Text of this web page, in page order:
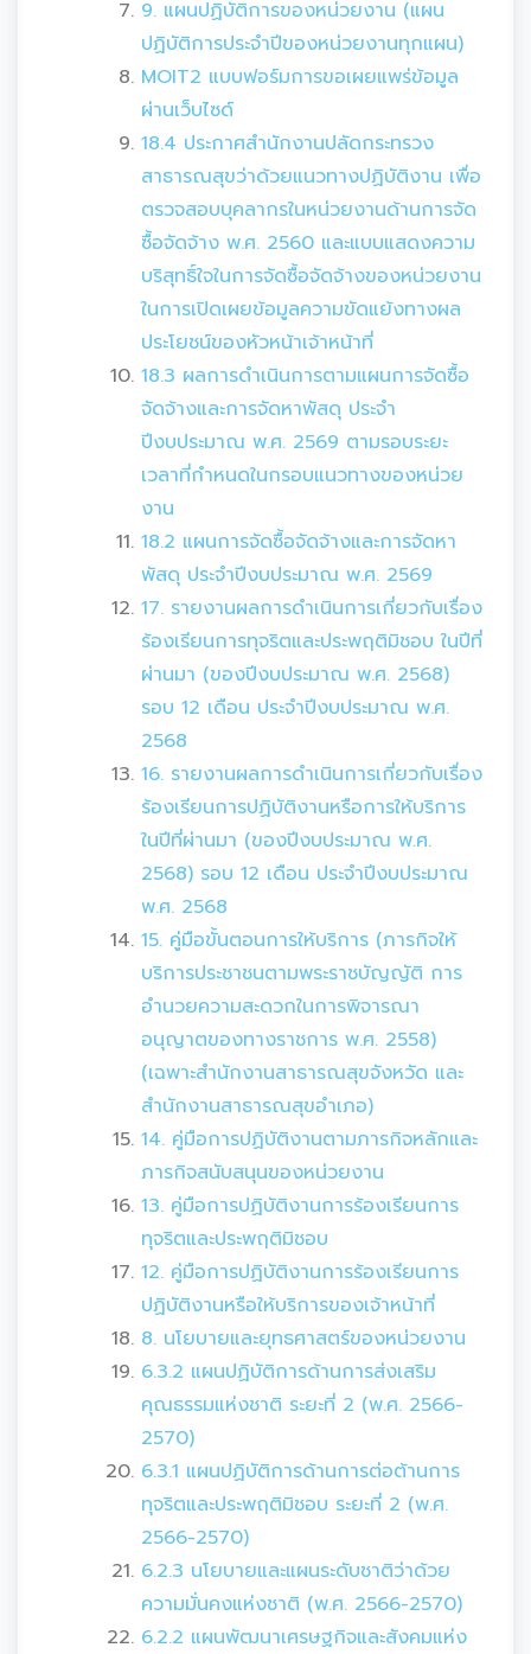
9. แผนปฏิบัติการของหน่วยงาน (แผน
ปฏิบัติการประจำปีของหน่วยงานทุกแผน)
MOIT2 แบบฟอร์มการขอเผยแพร่ข้อมูล
ผ่านเว็บไซด์
18.4 ประกาศสำนักงานปลัดกระทรวง
สาธารณสุขว่าด้วยแนวทางปฏิบัติงาน เพื่อ
ตรวจสอบบุคลากรในหน่วยงานด้านการจัด
ซื้อจัดจ้าง พ.ศ. 2560 และแบบแสดงความ
บริสุทธิ์ใจในการจัดซื้อจัดจ้างของหน่วยงาน
ในการเปิดเผยข้อมูลความขัดแย้งทางผล
ประโยชน์ของหัวหน้าเจ้าหน้าที่
18.3 ผลการดำเนินการตามแผนการจัดซื้อ
จัดจ้างและการจัดหาพัสดุ ประจำ
ปีงบประมาณ พ.ศ. 2569 ตามรอบระยะ
เวลาที่กำหนดในกรอบแนวทางของหน่วย
งาน
18.2 แผนการจัดซื้อจัดจ้างและการจัดหา
พัสดุ ประจำปีงบประมาณ พ.ศ. 2569
17. รายงานผลการดำเนินการเกี่ยวกับเรื่อง
ร้องเรียนการทุจริตและประพฤติมิชอบ ในปีที่
ผ่านมา (ของปีงบประมาณ พ.ศ. 2568)
รอบ 12 เดือน ประจำปีงบประมาณ พ.ศ.
2568
16. รายงานผลการดำเนินการเกี่ยวกับเรื่อง
ร้องเรียนการปฏิบัติงานหรือการให้บริการ
ในปีที่ผ่านมา (ของปีงบประมาณ พ.ศ.
2568) รอบ 12 เดือน ประจำปีงบประมาณ
พ.ศ. 2568
15. คู่มือขั้นตอนการให้บริการ (ภารกิจให้
บริการประชาชนตามพระราชบัญญัติ การ
อำนวยความสะดวกในการพิจารณา
อนุญาตของทางราชการ พ.ศ. 2558)
(เฉพาะสำนักงานสาธารณสุขจังหวัด และ
สำนักงานสาธารณสุขอำเภอ)
14. คู่มือการปฏิบัติงานตามภารกิจหลักและ
ภารกิจสนับสนุนของหน่วยงาน
13. คู่มือการปฏิบัติงานการร้องเรียนการ
ทุจริตและประพฤติมิชอบ
12. คู่มือการปฏิบัติงานการร้องเรียนการ
ปฏิบัติงานหรือให้บริการของเจ้าหน้าที่
8. นโยบายและยุทธศาสตร์ของหน่วยงาน
6.3.2 แผนปฏิบัติการด้านการส่งเสริม
คุณธรรมแห่งชาติ ระยะที่ 2 (พ.ศ. 2566-
2570)
6.3.1 แผนปฏิบัติการด้านการต่อต้านการ
ทุจริตและประพฤติมิชอบ ระยะที่ 2 (พ.ศ.
2566-2570)
6.2.3 นโยบายและแผนระดับชาติว่าด้วย
ความมั่นคงแห่งชาติ (พ.ศ. 2566-2570)
6.2.2 แผนพัฒนาเศรษฐกิจและสังคมแห่ง